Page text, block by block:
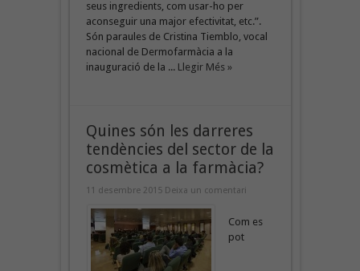
seus ingredients, com usar-ho per
aconseguir una major efectivitat, etc.”.
Són paraules de Cristina Tiemblo, vocal
nacional de Dermofarmàcia a la
inauguració de la ... Llegir Més »
Quines són les darreres
tendències del sector de la
cosmètica a la farmàcia?
11 desembre 2015 Deixa un comentari
Com es
pot